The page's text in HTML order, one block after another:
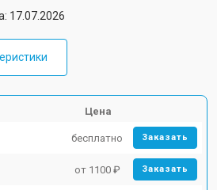
17.07.2026
Цена
бесплатно Заказать
от 1100 ₽ Заказать